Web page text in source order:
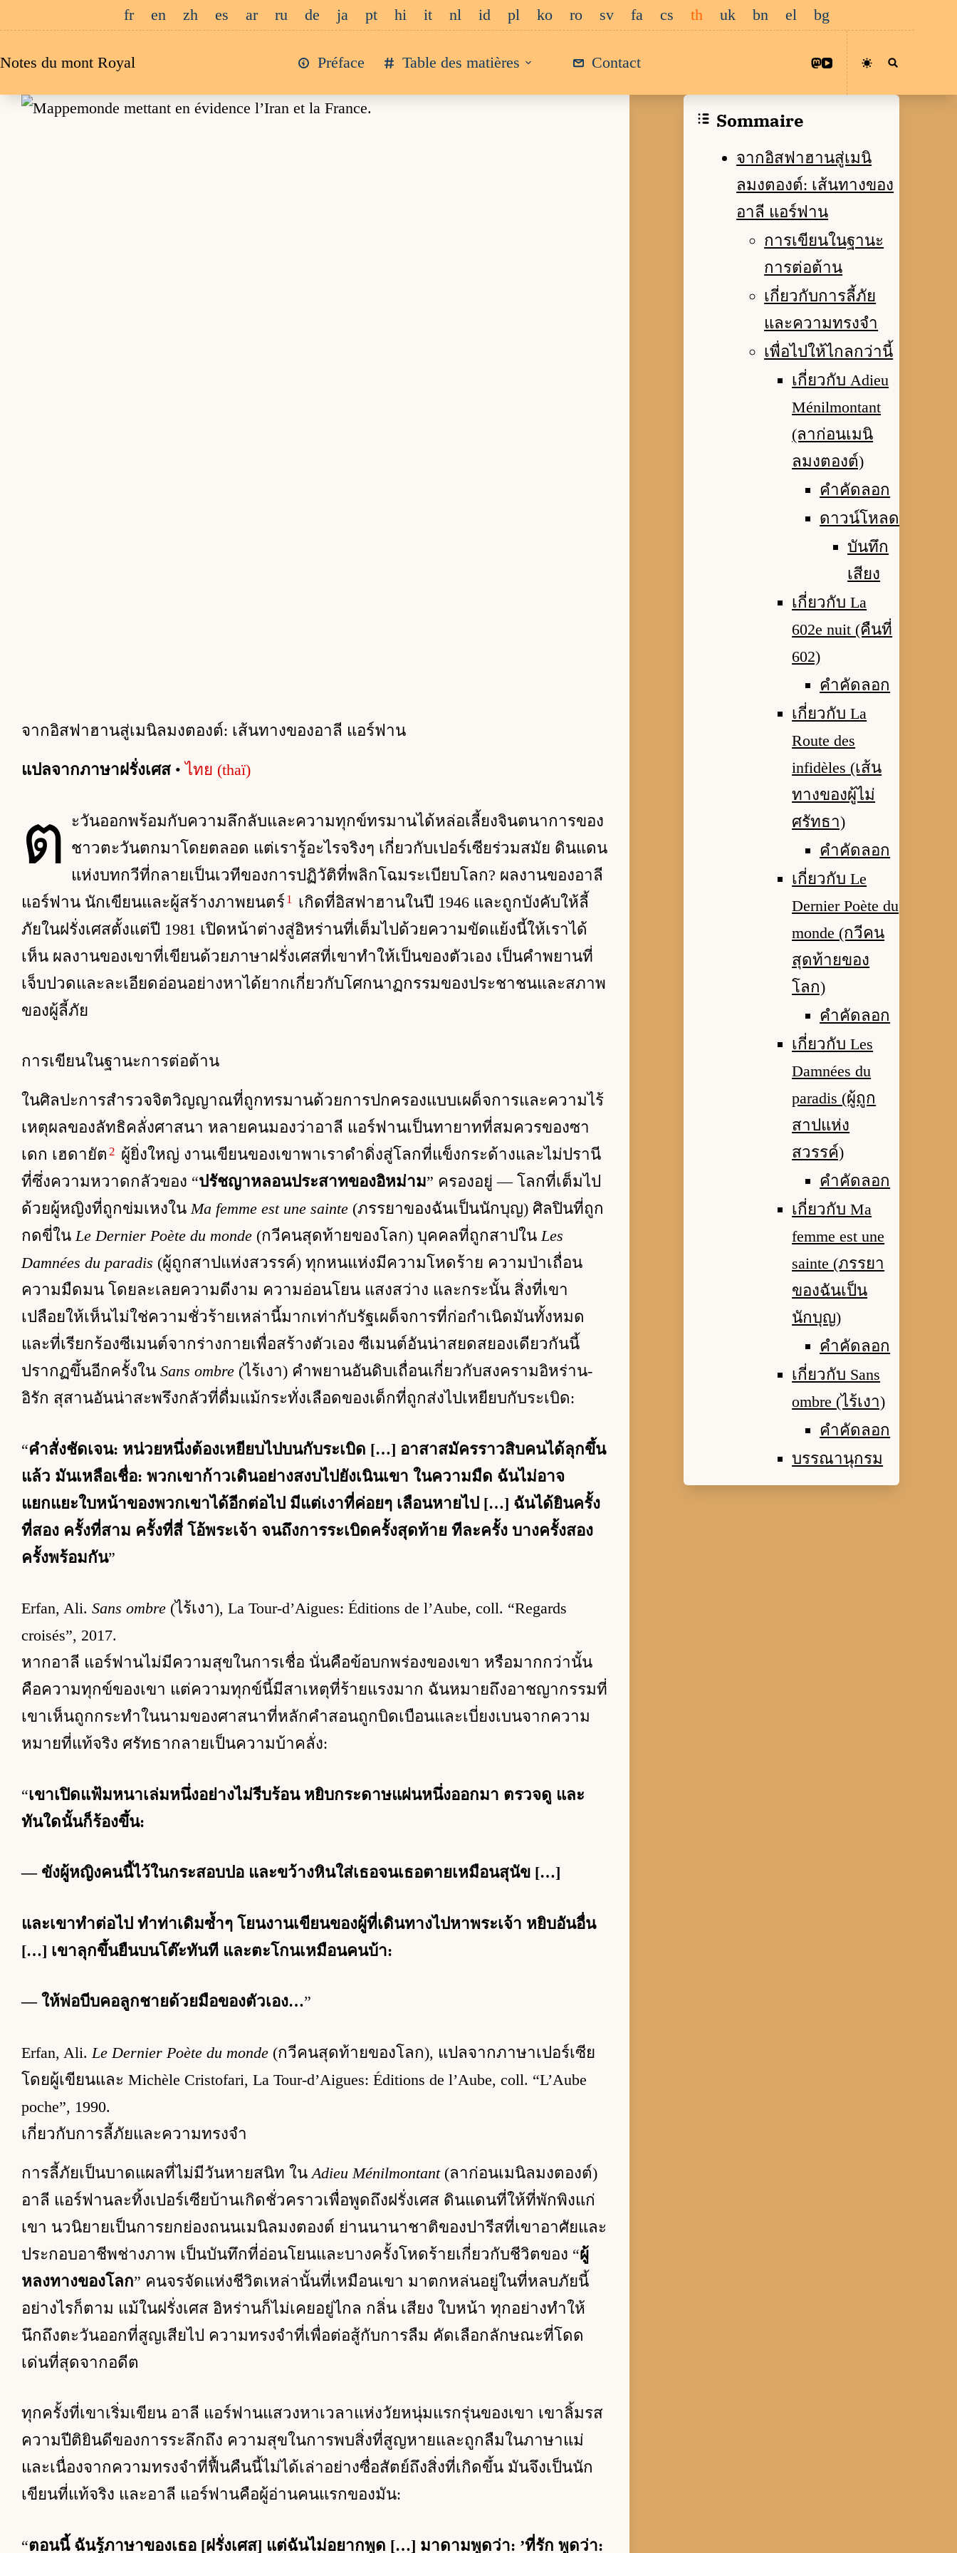
contenu
fr en zh es ar ru de ja pt hi it nl id pl ko ro sv fa cs th uk bn el bg
Notes du mont Royal Préface Table des matières Contact
จากอิสฟาฮานสู่เมนิลมงตองต์: เส้นทางของอาลี แอร์ฟาน
แปลจากภาษาฝรั่งเศส •ไทย (thaï)
ต
ะวันออกพร้อมกับความลึกลับและความทุกข์ทรมานได้หล่อเลี้ยงจินตนาการของ
ชาวตะวันตกมาโดยตลอด แต่เรารู้อะไรจริงๆ เกี่ยวกับเปอร์เซียร่วมสมัย ดินแดน
แห่งบทกวีที่กลายเป็นเวทีของการปฏิวัติที่พลิกโฉมระเบียบโลก? ผลงานของอาลี
แอร์ฟาน นักเขียนและผู้สร้างภาพยนตร์1 เกิดที่อิสฟาฮานในปี 1946 และถูกบังคับให้ลี้
ภัยในฝรั่งเศสตั้งแต่ปี 1981 เปิดหน้าต่างสู่อิหร่านที่เต็มไปด้วยความขัดแย้งนี้ให้เราได้
เห็น ผลงานของเขาที่เขียนด้วยภาษาฝรั่งเศสที่เขาทำให้เป็นของตัวเอง เป็นคำพยานที่
เจ็บปวดและละเอียดอ่อนอย่างหาได้ยากเกี่ยวกับโศกนาฏกรรมของประชาชนและสภาพ
ของผู้ลี้ภัย
การเขียนในฐานะการต่อต้าน
ในศิลปะการสำรวจจิตวิญญาณที่ถูกทรมานด้วยการปกครองแบบเผด็จการและความไร้
เหตุผลของลัทธิคลั่งศาสนา หลายคนมองว่าอาลี แอร์ฟานเป็นทายาทที่สมควรของซา
เดก เฮดายัต 2 ผู้ยิ่งใหญ่ งานเขียนของเขาพาเราดำดิ่งสู่โลกที่แข็งกระด้างและไม่ปรานี
ที่ซึ่งความหวาดกลัวของ “ปรัชญาหลอนประสาทของอิหม่าม” ครองอยู่ — โลกที่เต็มไป
ด้วยผู้หญิงที่ถูกข่มเหงใน Ma femme est une sainte (ภรรยาของฉันเป็นนักบุญ) ศิลปินที่ถูก
กดขี่ใน Le Dernier Poète du monde (กวีคนสุดท้ายของโลก) บุคคลที่ถูกสาปใน Les
Damnées du paradis (ผู้ถูกสาปแห่งสวรรค์) ทุกหนแห่งมีความโหดร้าย ความป่าเถื่อน
ความมืดมน โดยละเลยความดีงาม ความอ่อนโยน แสงสว่าง และกระนั้น สิ่งที่เขา
เปลือยให้เห็นไม่ใช่ความชั่วร้ายเหล่านี้มากเท่ากับรัฐเผด็จการที่ก่อกำเนิดมันทั้งหมด
และที่เรียกร้องซีเมนต์จากร่างกายเพื่อสร้างตัวเอง ซีเมนต์อันน่าสยดสยองเดียวกันนี้
ปรากฏขึ้นอีกครั้งใน Sans ombre (ไร้เงา) คำพยานอันดิบเถื่อนเกี่ยวกับสงครามอิหร่าน-
อิรัก สุสานอันน่าสะพรึงกลัวที่ดื่มแม้กระทั่งเลือดของเด็กที่ถูกส่งไปเหยียบกับระเบิด:
“คำสั่งชัดเจน: หน่วยหนึ่งต้องเหยียบไปบนกับระเบิด […] อาสาสมัครราวสิบคนได้ลุกขึ้น
แล้ว มันเหลือเชื่อ: พวกเขาก้าวเดินอย่างสงบไปยังเนินเขา ในความมืด ฉันไม่อาจ
แยกแยะใบหน้าของพวกเขาได้อีกต่อไป มีแต่เงาที่ค่อยๆ เลือนหายไป […] ฉันได้ยินครั้ง
ที่สอง ครั้งที่สาม ครั้งที่สี่ โอ้พระเจ้า จนถึงการระเบิดครั้งสุดท้าย ทีละครั้ง บางครั้งสอง
ครั้งพร้อมกัน”
Erfan, Ali. Sans ombre (ไร้เงา), La Tour-d’Aigues: Éditions de l’Aube, coll. “Regards
croisés”, 2017.
หากอาลี แอร์ฟานไม่มีความสุขในการเชื่อ นั่นคือข้อบกพร่องของเขา หรือมากกว่านั้น
คือความทุกข์ของเขา แต่ความทุกข์นี้มีสาเหตุที่ร้ายแรงมาก ฉันหมายถึงอาชญากรรมที่
เขาเห็นถูกกระทำในนามของศาสนาที่หลักคำสอนถูกบิดเบือนและเบี่ยงเบนจากความ
หมายที่แท้จริง ศรัทธากลายเป็นความบ้าคลั่ง:
“เขาเปิดแฟ้มหนาเล่มหนึ่งอย่างไม่รีบร้อน หยิบกระดาษแผ่นหนึ่งออกมา ตรวจดู และ
ทันใดนั้นก็ร้องขึ้น:
— ขังผู้หญิงคนนี้ไว้ในกระสอบปอ และขว้างหินใส่เธอจนเธอตายเหมือนสุนัข […]
และเขาทำต่อไป ทำท่าเดิมซ้ำๆ โยนงานเขียนของผู้ที่เดินทางไปหาพระเจ้า หยิบอันอื่น
[…] เขาลุกขึ้นยืนบนโต๊ะทันที และตะโกนเหมือนคนบ้า:
— ให้พ่อบีบคอลูกชายด้วยมือของตัวเอง…”
Erfan, Ali. Le Dernier Poète du monde (กวีคนสุดท้ายของโลก), แปลจากภาษาเปอร์เซีย
โดยผู้เขียนและ Michèle Cristofari, La Tour-d’Aigues: Éditions de l’Aube, coll. “L’Aube
poche”, 1990.
เกี่ยวกับการลี้ภัยและความทรงจำ
การลี้ภัยเป็นบาดแผลที่ไม่มีวันหายสนิท ใน Adieu Ménilmontant(ลาก่อนเมนิลมงตองต์)
อาลี แอร์ฟานละทิ้งเปอร์เซียบ้านเกิดชั่วคราวเพื่อพูดถึงฝรั่งเศส ดินแดนที่ให้ที่พักพิงแก่
เขา นวนิยายเป็นการยกย่องถนนเมนิลมงตองต์ ย่านนานาชาติของปารีสที่เขาอาศัยและ
ประกอบอาชีพช่างภาพ เป็นบันทึกที่อ่อนโยนและบางครั้งโหดร้ายเกี่ยวกับชีวิตของ “ผู้
หลงทางของโลก” คนจรจัดแห่งชีวิตเหล่านั้นที่เหมือนเขา มาตกหล่นอยู่ในที่หลบภัยนี้
อย่างไรก็ตาม แม้ในฝรั่งเศส อิหร่านก็ไม่เคยอยู่ไกล กลิ่น เสียง ใบหน้า ทุกอย่างทำให้
นึกถึงตะวันออกที่สูญเสียไป ความทรงจำที่เพื่อต่อสู้กับการลืม คัดเลือกลักษณะที่โดด
เด่นที่สุดจากอดีต
ทุกครั้งที่เขาเริ่มเขียน อาลี แอร์ฟานแสวงหาเวลาแห่งวัยหนุ่มแรกรุ่นของเขา เขาลิ้มรส
ความปีติยินดีของการระลึกถึง ความสุขในการพบสิ่งที่สูญหายและถูกลืมในภาษาแม่
และเนื่องจากความทรงจำที่ฟื้นคืนนี้ไม่ได้เล่าอย่างซื่อสัตย์ถึงสิ่งที่เกิดขึ้น มันจึงเป็นนัก
เขียนที่แท้จริง และอาลี แอร์ฟานคือผู้อ่านคนแรกของมัน:
“ตอนนี้ ฉันรู้ภาษาของเธอ [ฝรั่งเศส] แต่ฉันไม่อยากพูด […] มาดามพูดว่า: ’ที่รัก พูดว่า:
Sommaire
จากอิสฟาฮานสู่เมนิ
ลมงตองต์: เส้นทางของ
อาลี แอร์ฟาน
การเขียนในฐานะ
การต่อต้าน
เกี่ยวกับการลี้ภัย
และความทรงจำ
เพื่อไปให้ไกลกว่านี้
เกี่ยวกับ Adieu
Ménilmontant
(ลาก่อนเมนิ
ลมงตองต์)
คำคัดลอก
ดาวน์โหลด
บันทึก
เสียง
เกี่ยวกับ La
602e nuit (คืนที่
602)
คำคัดลอก
เกี่ยวกับ La
Route des
infidèles (เส้น
ทางของผู้ไม่
ศรัทธา)
คำคัดลอก
เกี่ยวกับ Le
Dernier Poète du
monde (กวีคน
สุดท้ายของ
โลก)
คำคัดลอก
เกี่ยวกับ Les
Damnées du
paradis (ผู้ถูก
สาปแห่ง
สวรรค์)
คำคัดลอก
เกี่ยวกับ Ma
femme est une
sainte (ภรรยา
ของฉันเป็น
นักบุญ)
คำคัดลอก
เกี่ยวกับ Sans
ombre (ไร้เงา)
คำคัดลอก
บรรณานุกรม